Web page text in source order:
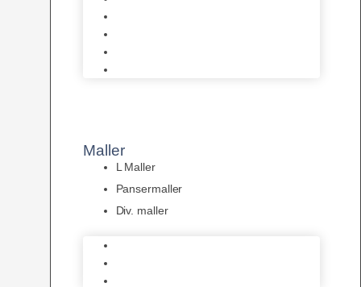
Maller
L Maller
Pansermaller
Div. maller